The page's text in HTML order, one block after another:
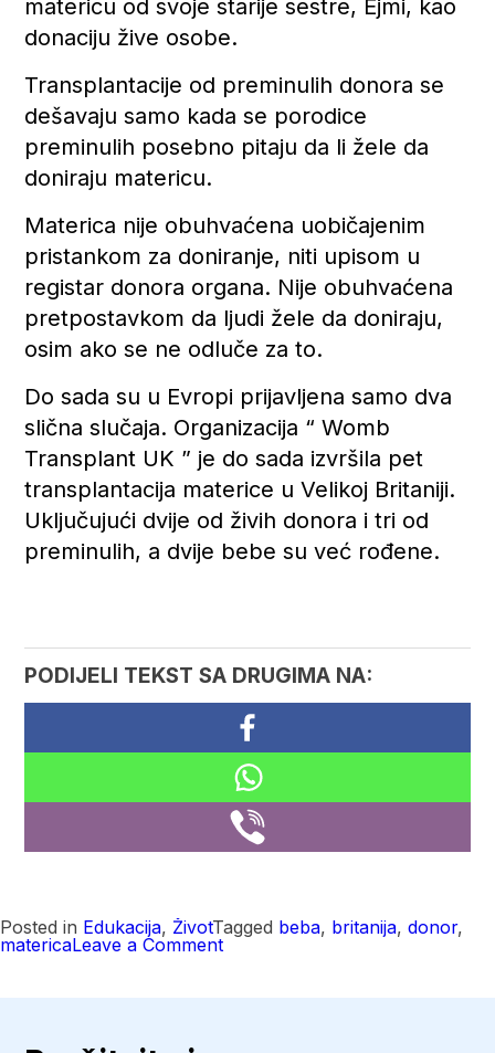
matericu od svoje starije sestre, Ejmi, kao
donaciju žive osobe.
Transplantacije od preminulih donora se
dešavaju samo kada se porodice
preminulih posebno pitaju da li žele da
doniraju matericu.
Materica nije obuhvaćena uobičajenim
pristankom za doniranje, niti upisom u
registar donora organa. Nije obuhvaćena
pretpostavkom da ljudi žele da doniraju,
osim ako se ne odluče za to.
Do sada su u Evropi prijavljena samo dva
slična slučaja. Organizacija “ Womb
Transplant UK ” je do sada izvršila pet
transplantacija materice u Velikoj Britaniji.
Uključujući dvije od živih donora i tri od
preminulih, a dvije bebe su već rođene.
PODIJELI TEKST SA DRUGIMA NA:
Posted in Edukacija, ŽivotTagged beba, britanija, donor,
matericaLeave a Commenton